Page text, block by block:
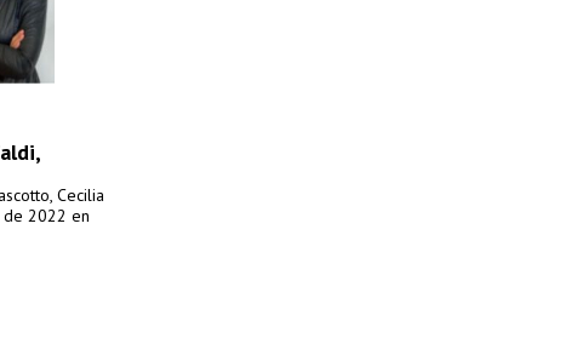
Cecilia
de 2022 en